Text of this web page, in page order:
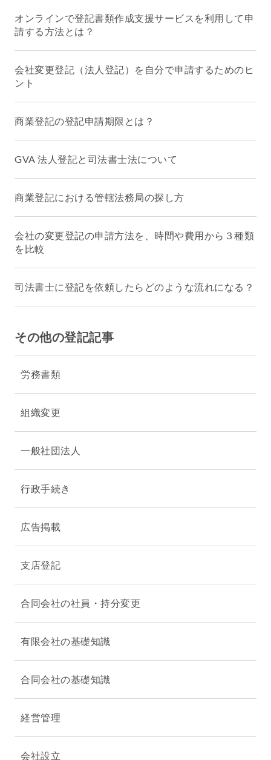
オンラインで登記書類作成支援サービスを利用して申
請する方法とは？
会社変更登記（法人登記）を自分で申請するためのヒ
ント
商業登記の登記申請期限とは？
GVA 法人登記と司法書士法について
商業登記における管轄法務局の探し方
会社の変更登記の申請方法を、時間や費用から３種類
を比較
司法書士に登記を依頼したらどのような流れになる？
その他の登記記事
労務書類
組織変更
一般社団法人
行政手続き
広告掲載
支店登記
合同会社の社員・持分変更
有限会社の基礎知識
合同会社の基礎知識
経営管理
会社設立